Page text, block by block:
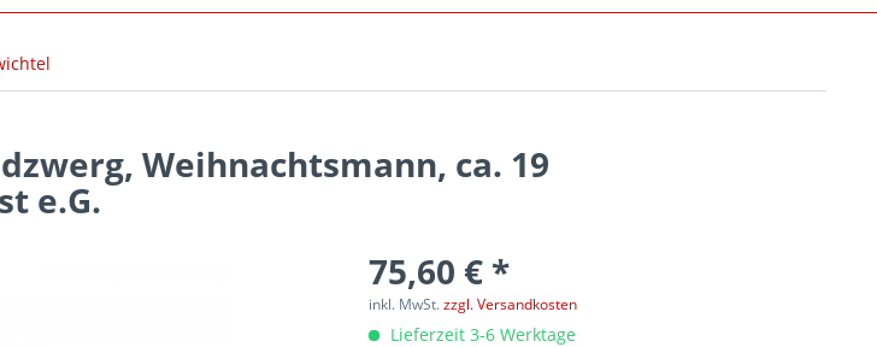
Weihnachtsmann, ca. 19
e.G.
75,60 € *
inkl. MwSt.zzgl. Versandkosten
Lieferzeit 3-6 Werktage